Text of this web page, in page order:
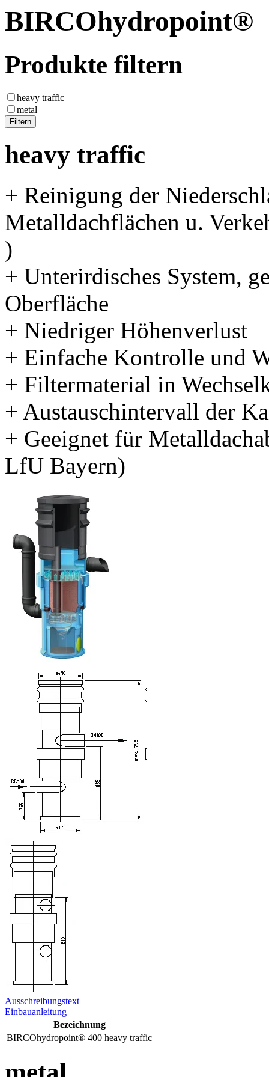
BIRCOhydropoint®
Produkte filtern
heavy traffic
metal
heavy traffic
+ Reinigung der
Metalldachflächen u.
)
+ Unterirdisches System,
Oberfläche
+ Niedriger Höhenverlust
+ Einfache Kontrolle und
+ Filtermaterial in
+ Austauschintervall der
+ Geeignet für
LfU Bayern)
Ausschreibungstext
Einbauanleitung
Bezeichnung
BIRCOhydropoint® 400 heavy traffic